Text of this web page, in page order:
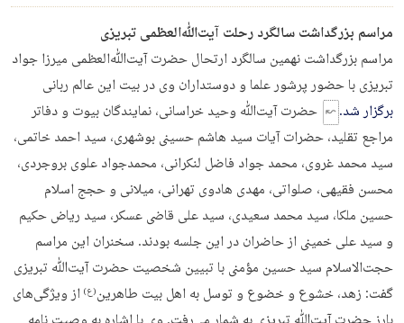
مراسم بزرگداشت سالگرد رحلت آیت‌ﷲ‌العظمی تبریزی
مراسم بزرگداشت نهمین سالگرد ارتحال حضرت آیت‌ﷲ‌العظمی میرزا جواد
تبریزی با حضور پرشور علما و دوستداران وی در بیت این عالم ربانی
برگزار شد.
حضرت آیت‌ﷲ وحید خراسانی، نمایندگان بیوت و دفاتر
مراجع تقلید، حضرات آیات سید هاشم حسینی بوشهری، سید احمد خاتمی،
سید محمد غروی، محمد جواد فاضل لنکرانی، محمدجواد علوی بروجردی،
محسن فقیهی، صلواتی، مهدی هادوی تهرانی، میلانی و حجج اسلام
حسین ملکا، سید محمد سعیدی، سید علی قاضی عسکر، سید ریاض حکیم
و سید علی خمینی از حاضران در این جلسه بودند. سخنران این مراسم
حجت‌الاسلام سید حسین مؤمنی با تبیین شخصیت حضرت آیت‌ﷲ تبریزی
گفت: زهد، خشوع و خضوع و توسل به اهل بیت طاهرین(ع) از ویژگی‌های